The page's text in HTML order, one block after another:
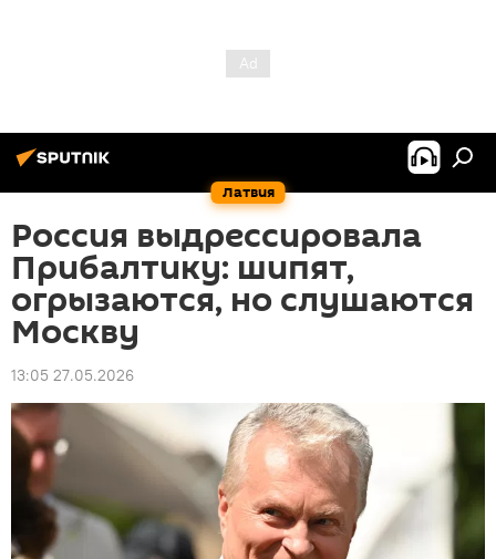
Латвия
Россия выдрессировала
Прибалтику: шипят,
огрызаются, но слушаются
Москву
13:05 27.05.2026